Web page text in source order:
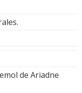
de Ariadne